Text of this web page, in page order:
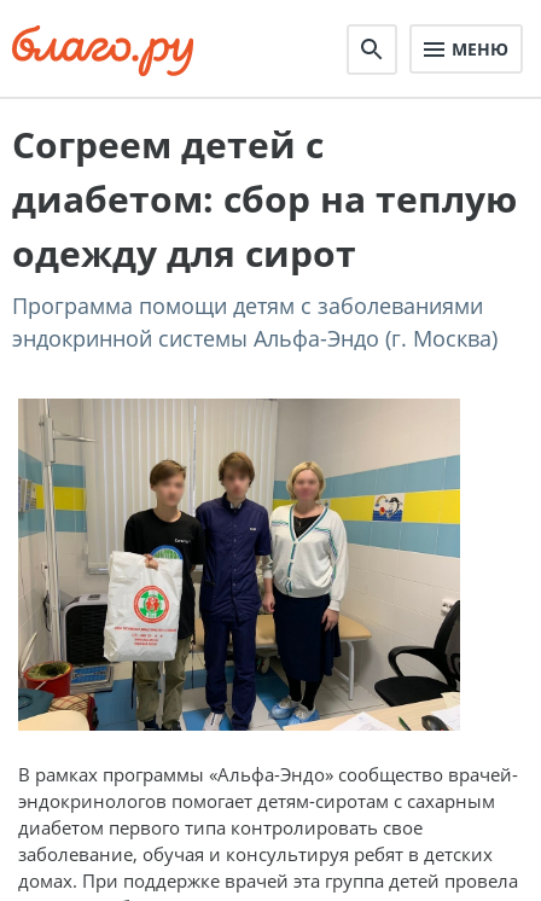
МЕНЮ
Согреем детей с
диабетом: сбор на теплую
одежду для сирот
Программа помощи детям с заболеваниями
эндокринной системы Альфа-Эндо (г. Москва)
В рамках программы «Альфа-Эндо» сообщество врачей-
эндокринологов помогает детям-сиротам с сахарным
диабетом первого типа контролировать свое
заболевание, обучая и консультируя ребят в детских
домах. При поддержке врачей эта группа детей провела